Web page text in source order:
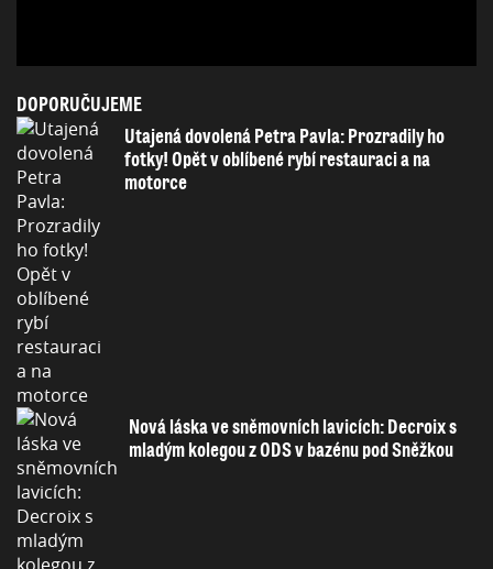
DOPORUČUJEME
Utajená dovolená Petra Pavla: Prozradily ho
fotky! Opět v oblíbené rybí restauraci a na
motorce
Nová láska ve sněmovních lavicích: Decroix s
mladým kolegou z ODS v bazénu pod Sněžkou